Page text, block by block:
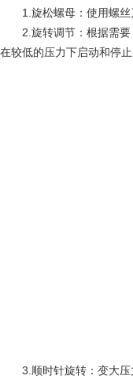
1.旋松螺母：使用螺丝
2.旋转调节：根据需要，
在较低的压力下启动和停止
3.顺时针旋转：变大压